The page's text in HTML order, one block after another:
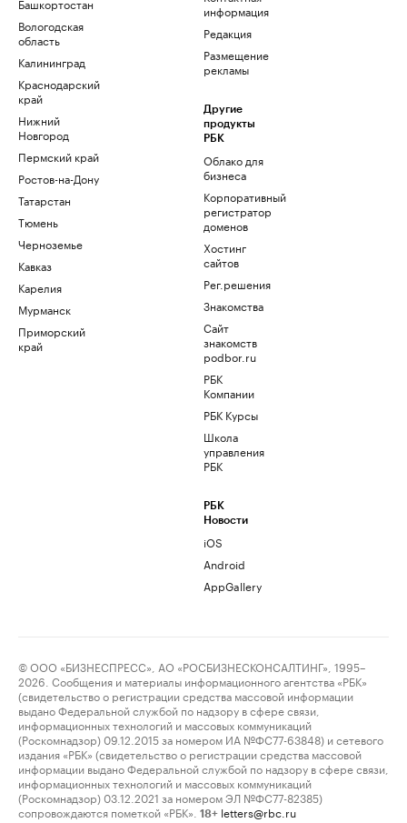
Вологодская
область
Калининград
Краснодарский
край
Нижний
Новгород
Пермский край
Ростов-на-Дону
Татарстан
Тюмень
Черноземье
Кавказ
Карелия
Мурманск
Приморский
край
информация
Редакция
Размещение
рекламы
Другие
продукты
РБК
Облако для
бизнеса
Корпоративный
регистратор
доменов
Хостинг
сайтов
Рег.решения
Знакомства
Сайт
знакомств
podbor.ru
РБК
Компании
РБК Курсы
Школа
управления
РБК
РБК
Новости
iOS
Android
AppGallery
© ООО «БИЗНЕСПРЕСС», АО «РОСБИЗНЕСКОНСАЛТИНГ», 1995–
2026. Сообщения и материалы информационного агентства «РБК»
(свидетельство о регистрации средства массовой информации
выдано Федеральной службой по надзору в сфере связи,
информационных технологий и массовых коммуникаций
(Роскомнадзор) 09.12.2015 за номером ИА №ФС77-63848) и сетевого
издания «РБК» (свидетельство о регистрации средства массовой
информации выдано Федеральной службой по надзору в сфере связи,
информационных технологий и массовых коммуникаций
(Роскомнадзор) 03.12.2021 за номером ЭЛ №ФС77-82385)
сопровождаются пометкой «РБК».
18+ letters@rbc.ru